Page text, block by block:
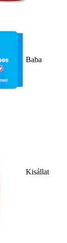
Baba
Kisállat